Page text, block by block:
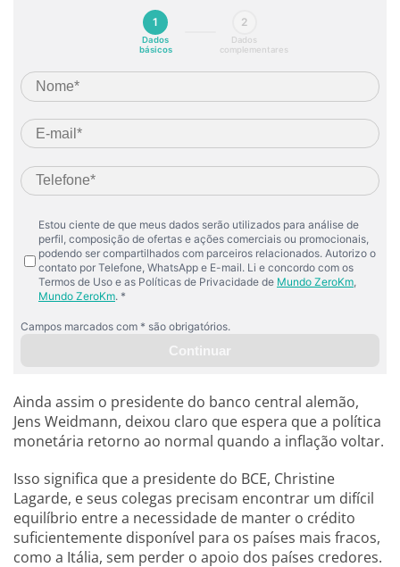
Ainda assim o presidente do banco central alemão,
Jens Weidmann, deixou claro que espera que a política
monetária retorno ao normal quando a inflação voltar.
Isso significa que a presidente do BCE, Christine
Lagarde, e seus colegas precisam encontrar um difícil
equilíbrio entre a necessidade de manter o crédito
suficientemente disponível para os países mais fracos,
como a Itália, sem perder o apoio dos países credores.